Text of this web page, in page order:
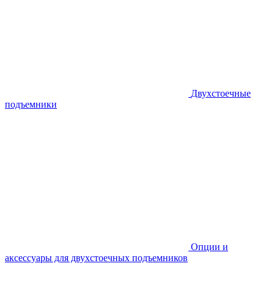
Двухстоечные
подъемники
Опции и
аксессуары для двухстоечных подъемников